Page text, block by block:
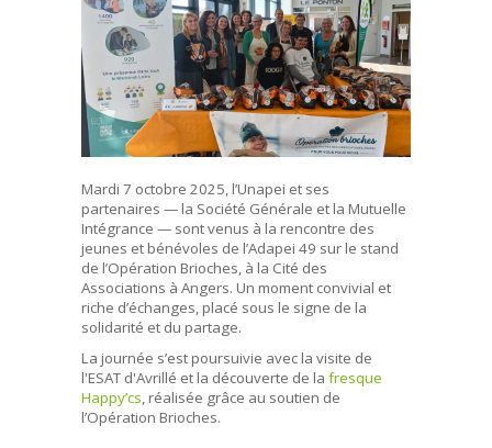
Mardi 7 octobre 2025, l’Unapei et ses
partenaires — la Société Générale et la Mutuelle
Intégrance — sont venus à la rencontre des
jeunes et bénévoles de l’Adapei 49 sur le stand
de l’Opération Brioches, à la Cité des
Associations à Angers. Un moment convivial et
riche d’échanges, placé sous le signe de la
solidarité et du partage.
La journée s’est poursuivie avec la visite de
l'ESAT d'Avrillé et la découverte de la fresque
Happy’cs, réalisée grâce au soutien de
l’Opération Brioches.